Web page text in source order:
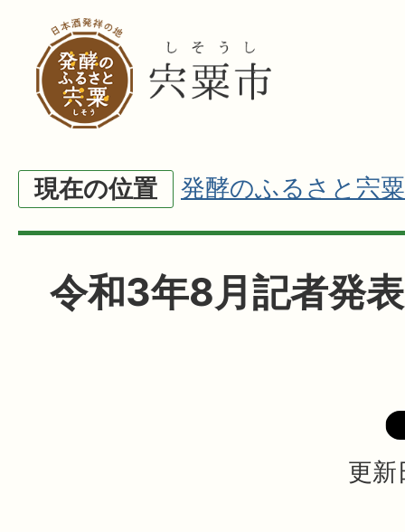
現在の位置 発酵のふるさと宍粟
令和3年8月記者発表
更新